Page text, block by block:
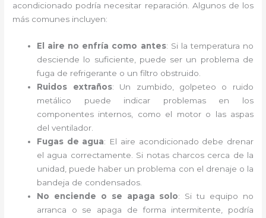
acondicionado podría necesitar reparación. Algunos de los
más comunes incluyen:
El aire no enfría como antes: Si la temperatura no
desciende lo suficiente, puede ser un problema de
fuga de refrigerante o un filtro obstruido.
Ruidos extraños: Un zumbido, golpeteo o ruido
metálico puede indicar problemas en los
componentes internos, como el motor o las aspas
del ventilador.
Fugas de agua: El aire acondicionado debe drenar
el agua correctamente. Si notas charcos cerca de la
unidad, puede haber un problema con el drenaje o la
bandeja de condensados.
No enciende o se apaga solo: Si tu equipo no
arranca o se apaga de forma intermitente, podría